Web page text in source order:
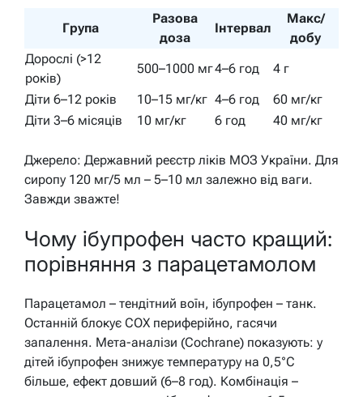
Група
Разова
доза
Інтервал
Макс/
добу
Дорослі (>12
років)
500–1000 мг4–6 год
4 г
Діти 6–12 років
10–15 мг/кг 4–6 год
60 мг/кг
Діти 3–6 місяців
10 мг/кг 6 год 40 мг/кг
Джерело: Державний реєстр ліків МОЗ України. Для
сиропу 120 мг/5 мл – 5–10 мл залежно від ваги.
Завжди зважте!
Чому ібупрофен часто кращий:
порівняння з парацетамолом
Парацетамол – тендітний воїн, ібупрофен – танк.
Останній блокує COX периферійно, гасячи
запалення. Мета-аналізи (Cochrane) показують: у
дітей ібупрофен знижує температуру на 0,5°C
більше, ефект довший (6–8 год). Комбінація –